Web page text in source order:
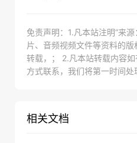
免责声明：1.凡本站注明“来
片、音频视频文件等资料的
转载，； 2.凡本站转载内容
方式联系，我们将第一时间处
相关文档